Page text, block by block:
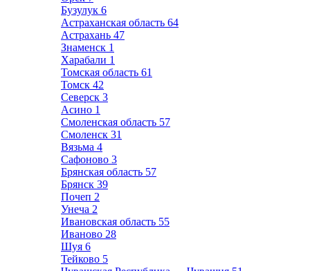
Бузулук 6
Астраханская область 64
Астрахань 47
Знаменск 1
Харабали 1
Томская область 61
Томск 42
Северск 3
Асино 1
Смоленская область 57
Смоленск 31
Вязьма 4
Сафоново 3
Брянская область 57
Брянск 39
Почеп 2
Унеча 2
Ивановская область 55
Иваново 28
Шуя 6
Тейково 5